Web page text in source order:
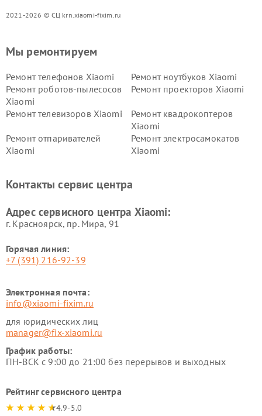
2021-2026 © СЦ krn.xiaomi-fixim.ru
Мы ремонтируем
Ремонт телефонов Xiaomi
Ремонт ноутбуков Xiaomi
Ремонт роботов-пылесосов
Xiaomi
Ремонт проекторов Xiaomi
Ремонт телевизоров Xiaomi
Ремонт квадрокоптеров
Xiaomi
Ремонт отпаривателей
Xiaomi
Ремонт электросамокатов
Xiaomi
Ремонт стиральных машин
Ремонт смарт-часов Xiaomi
Контакты сервис центра
Адрес сервисного центра Xiaomi:
г. Красноярск, ​пр. Мира, 91
Горячая линия:
+7 (391) 216-92-39
Электронная почта:
info@xiaomi-fixim.ru
для юридических лиц
manager@fix-xiaomi.ru
График работы:
ПН-ВСК с 9:00 до 21:00 без перерывов и выходных
Рейтинг сервисного центра
4.9-5.0